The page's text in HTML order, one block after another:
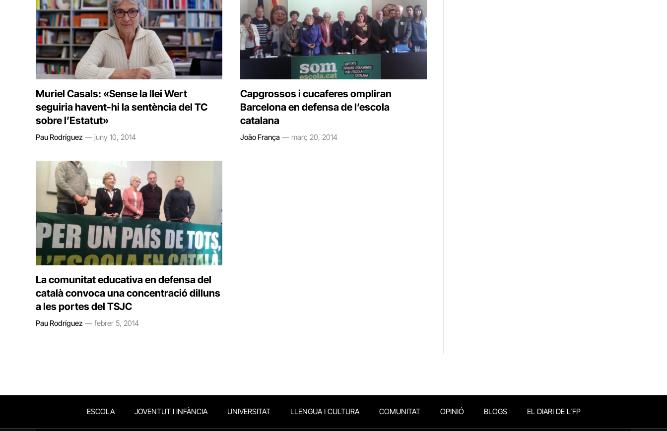
Muriel Casals: «Sense la llei Wert
seguiria havent-hi la sentència del TC
sobre l’Estatut»
Pau Rodríguez juny 10, 2014
Capgrossos i cucaferes ompliran
Barcelona en defensa de l’escola
catalana
João França març 20, 2014
La comunitat educativa en defensa del
català convoca una concentració dilluns
a les portes del TSJC
Pau Rodríguez febrer 5, 2014
ESCOLA JOVENTUT I INFÀNCIA UNIVERSITAT LLENGUA I CULTURA COMUNITAT OPINIÓ BLOGS EL DIARI DE L’FP